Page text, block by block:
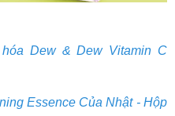
Dew & Dew Vitamin C
Essence Của Nhật - Hộp